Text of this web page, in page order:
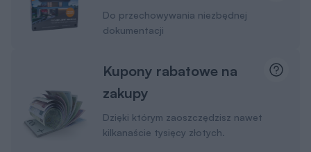
Do przechowywania niezbędnej
dokumentacji
Kupony rabatowe na
zakupy
Dzięki którym zaoszczędzisz nawet
kilkanaście tysięcy złotych.